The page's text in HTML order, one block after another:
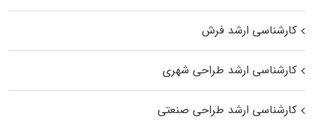
کارشناسی ارشد فرش
کارشناسی ارشد طراحی شهری
کارشناسی ارشد طراحی صنعتی